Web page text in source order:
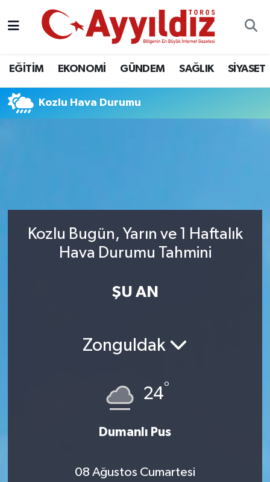
EĞİTİM EKONOMİ GÜNDEM SAĞLIK SİYASET
Kozlu Hava Durumu
Kozlu Bugün, Yarın ve 1 Haftalık
Hava Durumu Tahmini
ŞU AN
Zonguldak
24°
Dumanlı Pus
08 Ağustos Cumartesi